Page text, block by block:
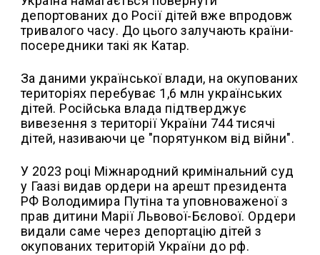
депортованих до Росії дітей вже впродовж
тривалого часу. До цього залучають країни-
посередники такі як Катар.
За даними української влади, на окупованих
територіях перебуває 1,6 млн українських
дітей. Російська влада підтверджує
вивезення з території України 744 тисячі
дітей, називаючи це "порятунком від війни".
У 2023 році Міжнародний кримінальний суд
у Гаазі видав ордери на арешт президента
РФ Володимира Путіна та уповноваженої з
прав дитини Марії Львової-Бєлової. Ордери
видали саме через депортацію дітей з
окупованих територій України до рф.